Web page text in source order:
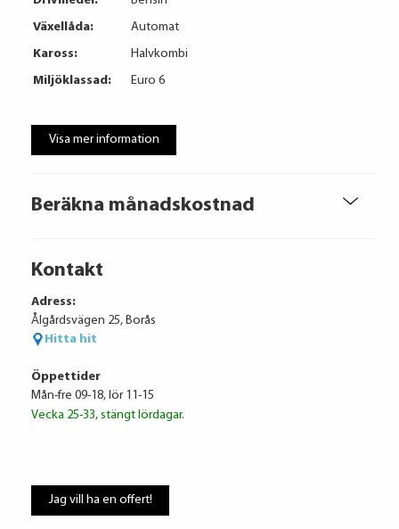
Beräkna månadskostnad
Växellåda:
Automat
Kaross:
Halvkombi
Miljöklassad:
Euro 6
Visa mer information
Kontakt
Adress:
Ålgårdsvägen 25, Borås
Hitta hit
Öppettider
Mån-fre 09-18, lör 11-15
Vecka 25-33, stängt lördagar.
Jag vill ha en offert!